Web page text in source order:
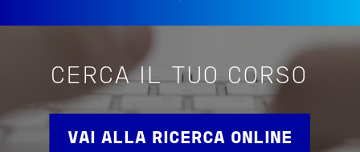
CERCA IL TUO CORSO
VAI ALLA RICERCA ONLINE